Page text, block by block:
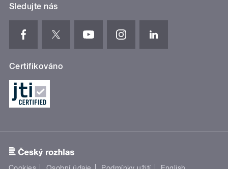
Sledujte nás
Certifikováno